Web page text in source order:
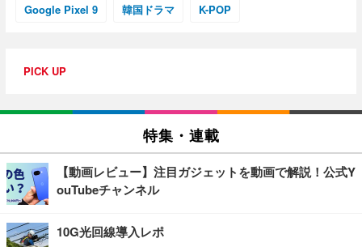
Google Pixel 9 韓国ドラマ K-POP
PICK UP
特集・連載
【動画レビュー】注目ガジェットを動画で解説！公式Y
ouTubeチャンネル
10G光回線導入レポ